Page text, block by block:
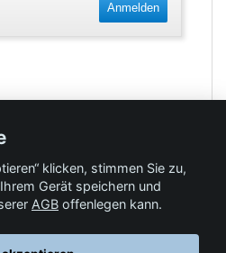
Anmelden
klicken, stimmen Sie zu,
Gerät speichern und
AGB offenlegen kann.